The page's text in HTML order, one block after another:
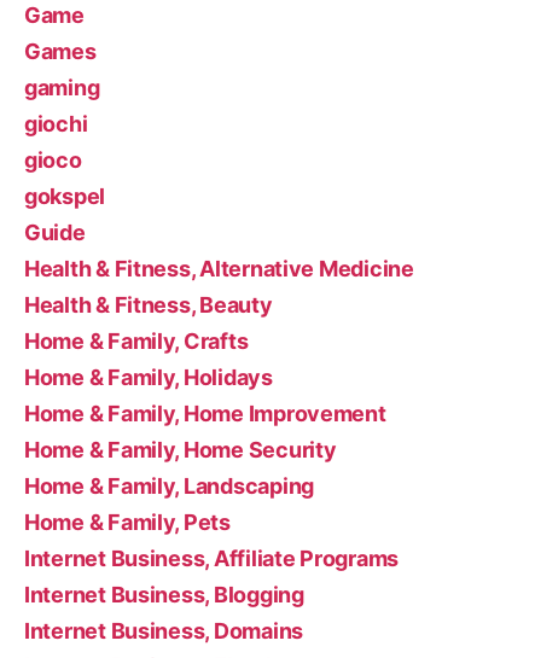
Game
Games
gaming
giochi
gioco
gokspel
Guide
Health & Fitness, Alternative Medicine
Health & Fitness, Beauty
Home & Family, Crafts
Home & Family, Holidays
Home & Family, Home Improvement
Home & Family, Home Security
Home & Family, Landscaping
Home & Family, Pets
Internet Business, Affiliate Programs
Internet Business, Blogging
Internet Business, Domains